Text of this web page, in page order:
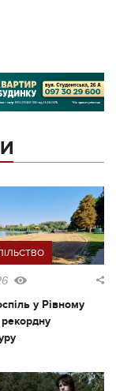
у Рівному